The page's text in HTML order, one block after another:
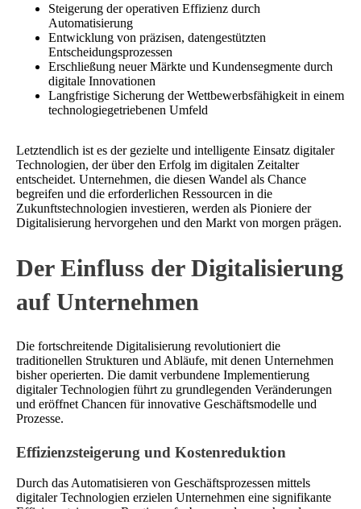
Steigerung der operativen Effizienz durch
Automatisierung
Entwicklung von präzisen, datengestützten
Entscheidungsprozessen
Erschließung neuer Märkte und Kundensegmente durch
digitale Innovationen
Langfristige Sicherung der Wettbewerbsfähigkeit in einem
technologiegetriebenen Umfeld
Letztendlich ist es der gezielte und intelligente Einsatz digitaler
Technologien, der über den Erfolg im digitalen Zeitalter
entscheidet. Unternehmen, die diesen Wandel als Chance
begreifen und die erforderlichen Ressourcen in die
Zukunftstechnologien investieren, werden als Pioniere der
Digitalisierung hervorgehen und den Markt von morgen prägen.
Der Einfluss der Digitalisierung
auf Unternehmen
Die fortschreitende Digitalisierung revolutioniert die
traditionellen Strukturen und Abläufe, mit denen Unternehmen
bisher operierten. Die damit verbundene Implementierung
digitaler Technologien führt zu grundlegenden Veränderungen
und eröffnet Chancen für innovative Geschäftsmodelle und
Prozesse.
Effizienzsteigerung und Kostenreduktion
Durch das Automatisieren von Geschäftsprozessen mittels
digitaler Technologien erzielen Unternehmen eine signifikante